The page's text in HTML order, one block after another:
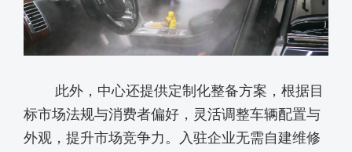
此外，中心还提供定制化整备方案，根据目
标市场法规与消费者偏好，灵活调整车辆配置与
外观，提升市场竞争力。入驻企业无需自建维修